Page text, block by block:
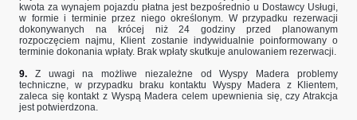
kwota za wynajem pojazdu płatna jest bezpośrednio u Dostawcy Usługi,
w formie i terminie przez niego określonym. W przypadku rezerwacji
dokonywanych na krócej niż 24 godziny przed planowanym
rozpoczęciem najmu, Klient zostanie indywidualnie poinformowany o
terminie dokonania wpłaty. Brak wpłaty skutkuje anulowaniem rezerwacji.
9. Z uwagi na możliwe niezależne od Wyspy Madera problemy
techniczne, w przypadku braku kontaktu Wyspy Madera z Klientem,
zaleca się kontakt z Wyspą Madera celem upewnienia się, czy Atrakcja
jest potwierdzona.​